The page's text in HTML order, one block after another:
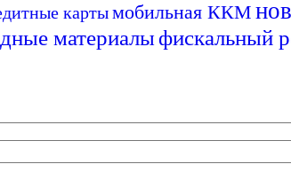
картымобильная ККМ
материалыфискальный